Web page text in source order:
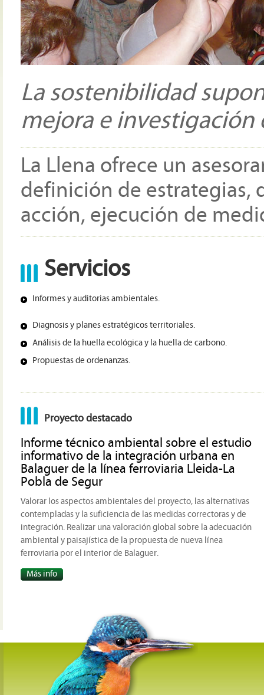
La sostenibilidad
mejora e investigación
La Llena ofrece un
definición de estrategias,
acción, ejecución de
Servicios
Informes y auditorias ambientales.
Diagnosis y planes estratégicos territoriales.
Análisis de la huella ecológica y la huella de carbono.
Propuestas de ordenanzas.
Proyecto destacado
Informe técnico ambiental sobre el estudio
informativo de la integración urbana en
Balaguer de la línea ferroviaria Lleida-La
Pobla de Segur
Valorar los aspectos ambientales del proyecto, las alternativas
contempladas y la suficiencia de las medidas correctoras y de
integración. Realizar una valoración global sobre la adecuación
ambiental y paisajística de la propuesta de nueva línea
ferroviaria por el interior de Balaguer.
Más info